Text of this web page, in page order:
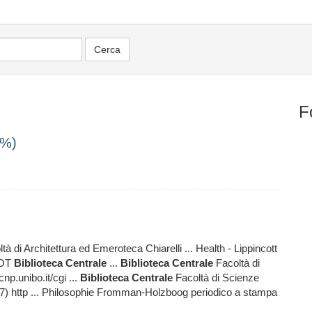
di Architettura ed Emeroteca Chiarelli ... Health - Lippincott
Biblioteca Centrale ... Biblioteca Centrale Facoltà di
cgi ... Biblioteca Centrale Facoltà di Scienze
http ... Philosophie Fromman-Holzboog periodico a stampa